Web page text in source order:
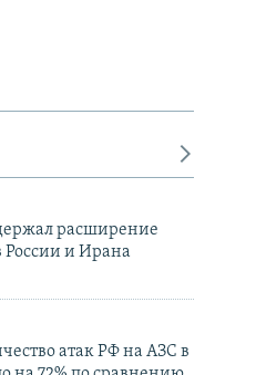
расширение
России и Ирана
атак РФ на АЗС в